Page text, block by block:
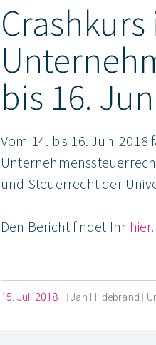
Crashkurs
bis 16.
Vom 14. bis 16. Juni
und Steuerrecht der
Den Bericht findet Ihr hier.
15. Juli 2018 |Jan Hildebrand